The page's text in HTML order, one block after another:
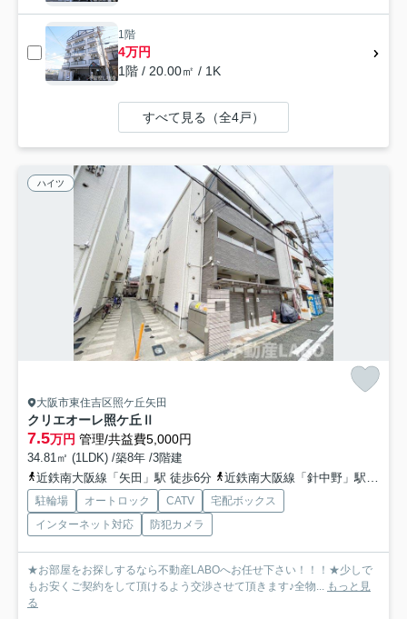
1階
4万円
1階 / 20.00㎡ / 1K
すべて見る（全4戸）
ハイツ
大阪市東住吉区照ケ丘矢田
クリエオーレ照ケ丘Ⅱ
7.5万円 管理/共益費5,000円
34.81㎡ (1LDK) /築8年 /3階建
近鉄南大阪線「矢田」駅 徒歩6分
近鉄南大阪線「針中野」駅 徒歩18分
駐輪場 オートロック CATV
宅配ボックス
インターネット対応
防犯カメラ
★お部屋をお探しするなら不動産LABOへお任せ下さい！！！★少しで
もお安くご契約をして頂けるよう交渉させて頂きます♪全物...
もっと見
る